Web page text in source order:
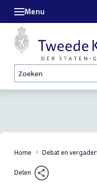
Zoeken
Menu
Home Debat en
Delen